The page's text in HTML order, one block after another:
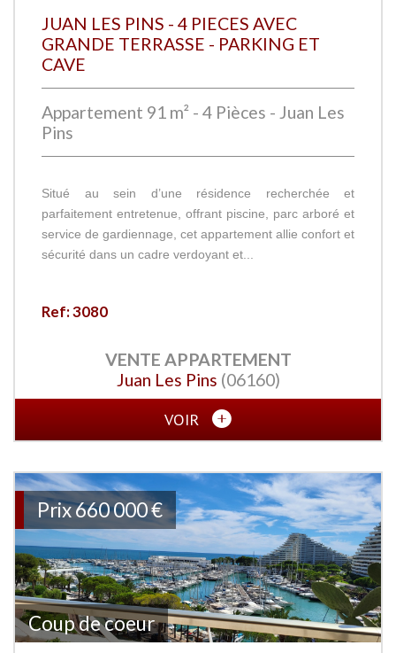
JUAN LES PINS - 4 PIECES AVEC
GRANDE TERRASSE - PARKING ET
CAVE
Appartement 91 m² - 4 Pièces - Juan Les
Pins
Situé au sein d’une résidence recherchée et
parfaitement entretenue, offrant piscine, parc arboré et
service de gardiennage, cet appartement allie confort et
sécurité dans un cadre verdoyant et...
Ref: 3080
VENTE APPARTEMENT
Juan Les Pins (06160)
VOIR
Coup de coeur
Prix660 000€